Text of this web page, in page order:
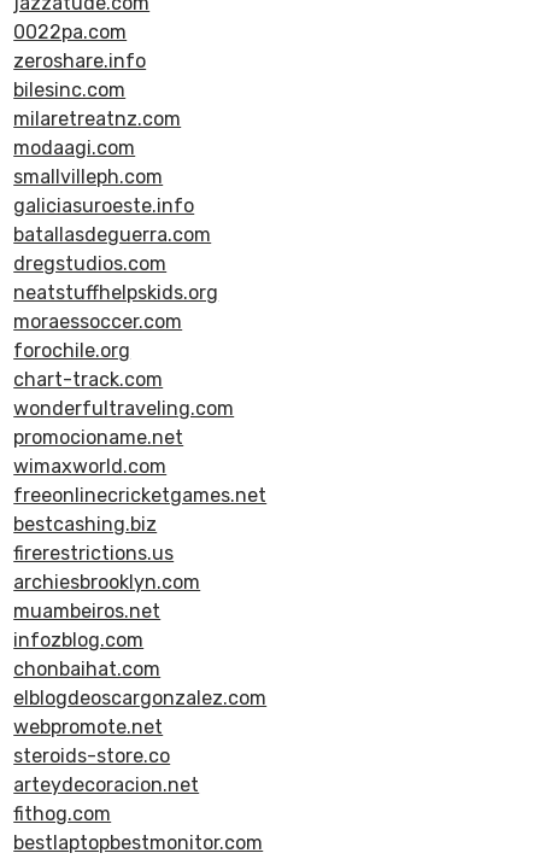
0022pa.com
zeroshare.info
bilesinc.com
milaretreatnz.com
modaagi.com
smallvilleph.com
galiciasuroeste.info
batallasdeguerra.com
dregstudios.com
neatstuffhelpskids.org
moraessoccer.com
forochile.org
chart-track.com
wonderfultraveling.com
promocioname.net
wimaxworld.com
freeonlinecricketgames.net
bestcashing.biz
firerestrictions.us
archiesbrooklyn.com
muambeiros.net
infozblog.com
chonbaihat.com
elblogdeoscargonzalez.com
webpromote.net
steroids-store.co
arteydecoracion.net
fithog.com
bestlaptopbestmonitor.com